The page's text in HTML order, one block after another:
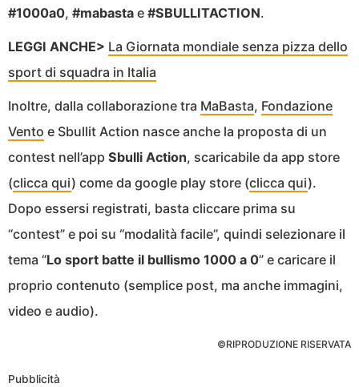
#1000a0, #mabasta e #SBULLITACTION.
LEGGI ANCHE> La Giornata mondiale senza pizza dello
sport di squadra in Italia
Inoltre, dalla collaborazione tra MaBasta, Fondazione
Vento e Sbullit Action nasce anche la proposta di un
contest nell’app Sbulli Action, scaricabile da app store
(clicca qui) come da google play store (clicca qui).
Dopo essersi registrati, basta cliccare prima su
“contest” e poi su “modalità facile”, quindi selezionare il
tema “Lo sport batte il bullismo 1000 a 0” e caricare il
proprio contenuto (semplice post, ma anche immagini,
video e audio).
©RIPRODUZIONE RISERVATA
Pubblicità